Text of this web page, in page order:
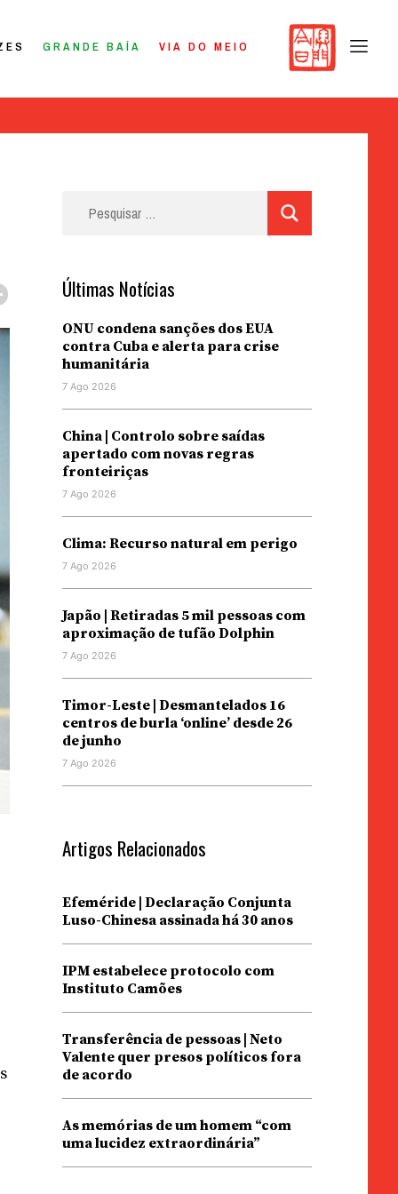
GRANDE BAÍA VIA DO MEIO
Últimas Notícias
ONU condena sanções dos EUA
contra Cuba e alerta para crise
humanitária
7 Ago 2026
China | Controlo sobre saídas
apertado com novas regras
fronteiriças
7 Ago 2026
Clima: Recurso natural em perigo
7 Ago 2026
Japão | Retiradas 5 mil pessoas com
aproximação de tufão Dolphin
7 Ago 2026
Timor-Leste | Desmantelados 16
centros de burla ‘online’ desde 26
de junho
7 Ago 2026
Artigos Relacionados
Efeméride | Declaração Conjunta
Luso-Chinesa assinada há 30 anos
IPM estabelece protocolo com
Instituto Camões
Transferência de pessoas | Neto
Valente quer presos políticos fora
de acordo
As memórias de um homem “com
uma lucidez extraordinária”